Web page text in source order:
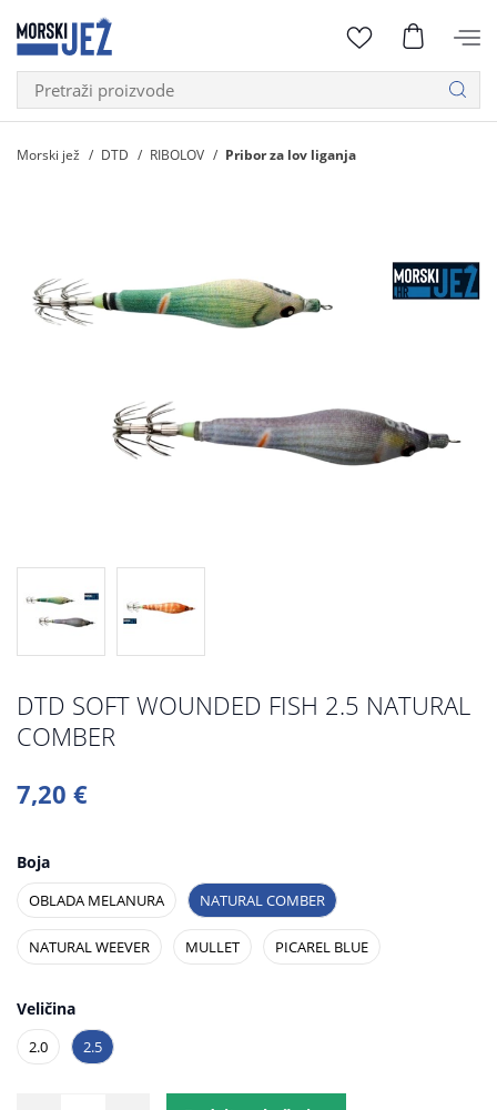
Morski jež DTD RIBOLOV Pribor za lov liganja
DTD SOFT WOUNDED FISH 2.5 NATURAL
COMBER
7,20 €
Boja
OBLADA MELANURA NATURAL COMBER
NATURAL WEEVER MULLET PICAREL BLUE
Veličina
2.0 2.5